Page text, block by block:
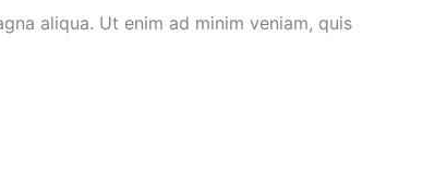
aliqua. Ut enim ad minim veniam, quis